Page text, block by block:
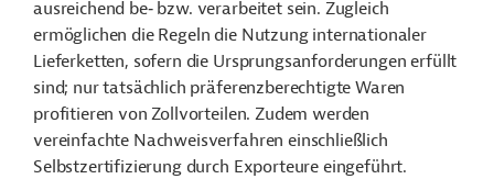
ausreichend be‑ bzw. verarbeitet sein. Zugleich
ermöglichen die Regeln die Nutzung internationaler
Lieferketten, sofern die Ursprungsanforderungen erfüllt
sind; nur tatsächlich präferenzberechtigte Waren
profitieren von Zollvorteilen. Zudem werden
vereinfachte Nachweisverfahren einschließlich
Selbstzertifizierung durch Exporteure eingeführt.